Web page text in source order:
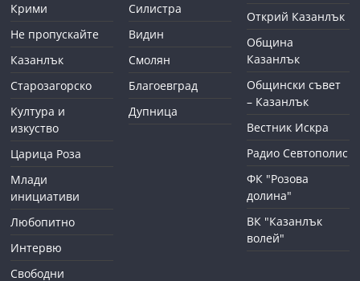
Крими
Не пропускайте
Казанлък
Старозагорско
Култура и
изкуство
Царица Роза
Млади
инициативи
Любопитно
Интервю
Свободни
Силистра
Видин
Смолян
Благоевград
Дупница
Открий Казанлък
Община
Казанлък
Общински съвет
– Казанлък
Вестник Искра
Радио Севтополис
ФК "Розова
долина"
ВК "Казанлък
волей"